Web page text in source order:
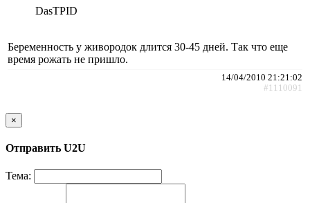
DasTPID
Беременность у живородок длится 30-45 дней. Так что еще
время рожать не пришло.
14/04/2010 21:21:02
#1110091
×
Отправить U2U
Тема: